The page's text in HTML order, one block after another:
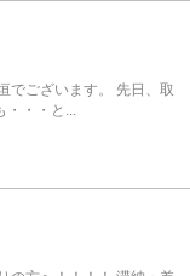
います。 先日、取
・・・と...